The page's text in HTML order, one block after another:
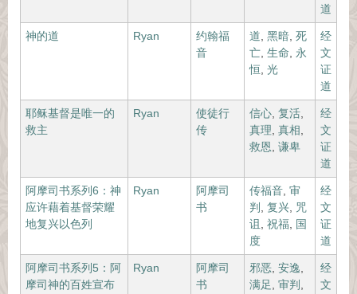
道
神的道 Ryan
约翰福
音
道 黑暗 死
亡 生命
永
恒 光
经
文
证
道
耶稣基督是唯一的
救主
Ryan
使徒行
传
信心 复活
真理 真相
救恩
谦卑
经
文
证
道
阿摩司书系列6：神
应许藉着基督荣耀
地复兴以色列
Ryan
阿摩司
书
传福音 审
判
复兴 咒
诅
祝福
国
度
经
文
证
道
阿摩司书系列5：阿
摩司神的百姓宣布
Ryan
阿摩司
书
邪恶 安逸
满足
审判
经
文